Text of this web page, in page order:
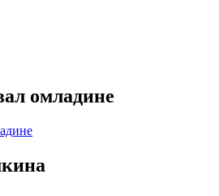
омладине